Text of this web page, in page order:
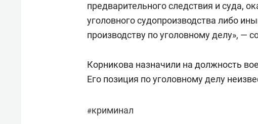
предварительного следствия и суда,
уголовного судопроизводства либо
производству по уголовному делу», —
Корникова назначили на должность
Его позиция по уголовному делу
#криминал